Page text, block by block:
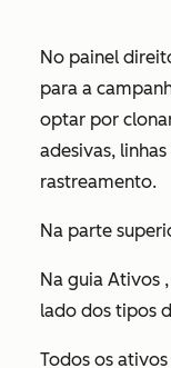
No painel
para a
optar por
adesivas,
rastreamento.
Na parte
Na guia Ativos
lado dos tipos
Todos os